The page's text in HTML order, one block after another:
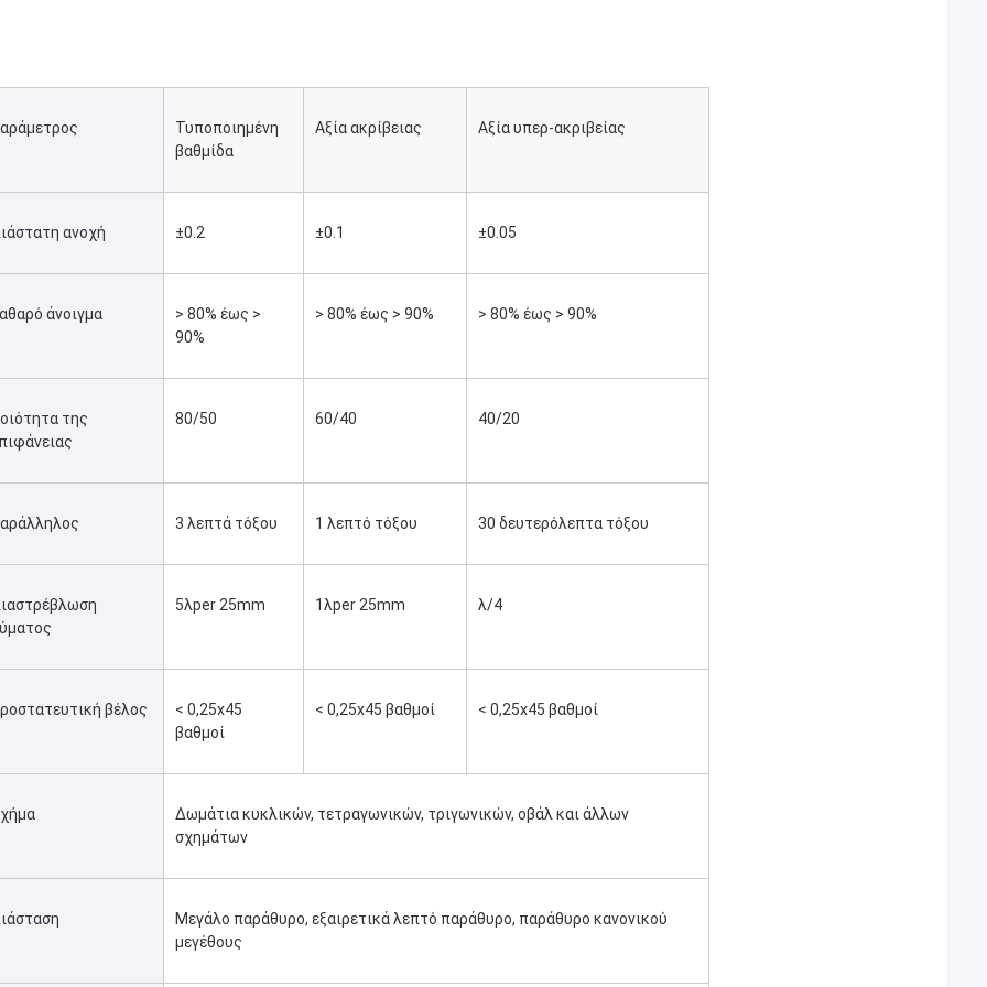
Τυποποιημένη
βαθμίδα
Αξία ακρίβειας Αξία υπερ-ακριβείας
ανοχή ±0.2 ±0.1 ±0.05
άνοιγμα
> 80% έως >
90%
> 80% έως > 90% > 80% έως > 90%
της
80/50 60/40 40/20
3 λεπτά τόξου 1 λεπτό τόξου 30 δευτερόλεπτα τόξου
5λper 25mm 1λper 25mm λ/4
βέλος
< 0,25x45
βαθμοί
< 0,25x45 βαθμοί < 0,25x45 βαθμοί
Δωμάτια κυκλικών, τετραγωνικών, τριγωνικών, οβάλ και άλλων
σχημάτων
Μεγάλο παράθυρο, εξαιρετικά λεπτό παράθυρο, παράθυρο κανονικού
μεγέθους